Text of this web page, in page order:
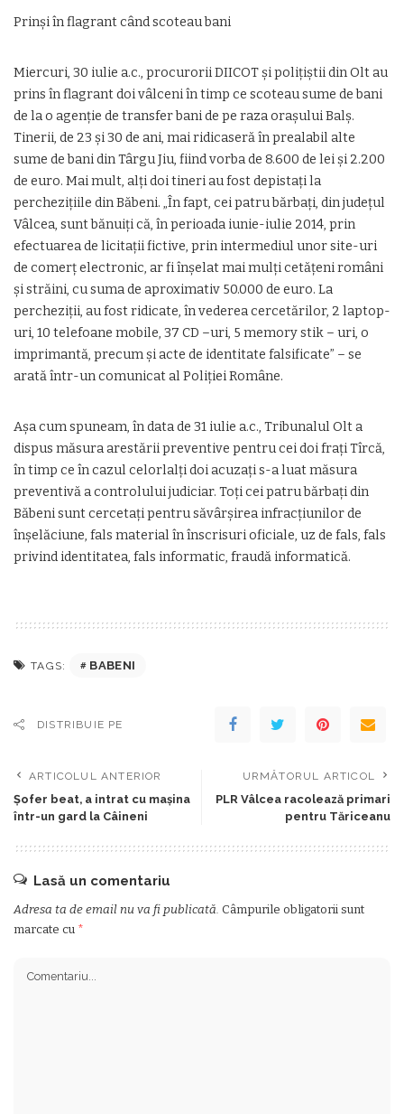
Prinşi în flagrant când scoteau bani
Miercuri, 30 iulie a.c., procurorii DIICOT şi poliţiştii din Olt au
prins în flagrant doi vâlceni în timp ce scoteau sume de bani
de la o agenţie de transfer bani de pe raza oraşului Balş.
Tinerii, de 23 şi 30 de ani, mai ridicaseră în prealabil alte
sume de bani din Târgu Jiu, fiind vorba de 8.600 de lei şi 2.200
de euro. Mai mult, alţi doi tineri au fost depistaţi la
percheziţiile din Băbeni. „În fapt, cei patru bărbaţi, din judeţul
Vâlcea, sunt bănuiţi că, în perioada iunie-iulie 2014, prin
efectuarea de licitaţii fictive, prin intermediul unor site-uri
de comerţ electronic, ar fi înşelat mai mulţi cetăţeni români
şi străini, cu suma de aproximativ 50.000 de euro. La
percheziţii, au fost ridicate, în vederea cercetărilor, 2 laptop-
uri, 10 telefoane mobile, 37 CD –uri, 5 memory stik – uri, o
imprimantă, precum şi acte de identitate falsificate” – se
arată într-un comunicat al Poliţiei Române.
Aşa cum spuneam, în data de 31 iulie a.c., Tribunalul Olt a
dispus măsura arestării preventive pentru cei doi fraţi Tîrcă,
în timp ce în cazul celorlalţi doi acuzaţi s-a luat măsura
preventivă a controlului judiciar. Toţi cei patru bărbaţi din
Băbeni sunt cercetaţi pentru săvârşirea infracţiunilor de
înşelăciune, fals material în înscrisuri oficiale, uz de fals, fals
privind identitatea, fals informatic, fraudă informatică.
TAGS: BABENI
DISTRIBUIE PE
ARTICOLUL ANTERIOR
Şofer beat, a intrat cu maşina
într-un gard la Câineni
URMĂTORUL ARTICOL
PLR Vâlcea racolează primari
pentru Tăriceanu
Lasă un comentariu
Adresa ta de email nu va fi publicată. Câmpurile obligatorii sunt
marcate cu *